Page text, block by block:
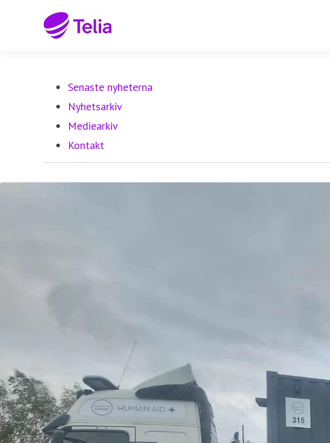
Senaste nyheterna
Nyhetsarkiv
Mediearkiv
Kontakt